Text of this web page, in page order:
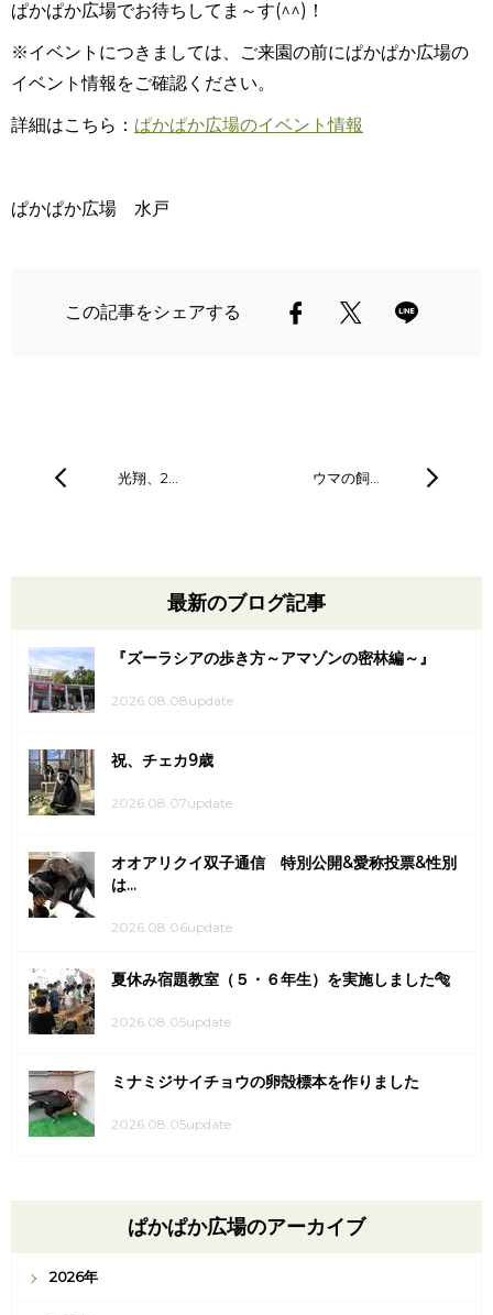
ぱかぱか広場でお待ちしてま～す(^^)！
※イベントにつきましては、ご来園の前にぱかぱか広場の
イベント情報をご確認ください。
詳細はこちら： ぱかぱか広場のイベント情報
ぱかぱか広場 水戸
この記事をシェアする
光翔、2… ウマの飼…
最新のブログ記事
『ズーラシアの歩き方～アマゾンの密林編～』
2026.08.08update
祝、チェカ9歳
2026.08.07update
オオアリクイ双子通信 特別公開&愛称投票&性別
は...
2026.08.06update
夏休み宿題教室（５・６年生）を実施しました🐅
2026.08.05update
ミナミジサイチョウの卵殻標本を作りました
2026.08.05update
ぱかぱか広場のアーカイブ
2026年